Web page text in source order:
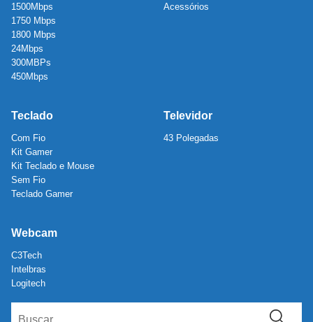
1500Mbps
1750 Mbps
1800 Mbps
24Mbps
300MBPs
450Mbps
Acessórios
Teclado
Com Fio
Kit Gamer
Kit Teclado e Mouse
Sem Fio
Teclado Gamer
Televidor
43 Polegadas
Webcam
C3Tech
Intelbras
Logitech